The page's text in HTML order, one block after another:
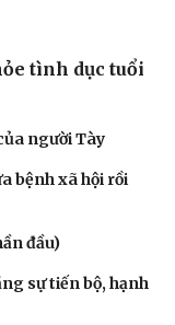
đốc Công an
nghệ không thể